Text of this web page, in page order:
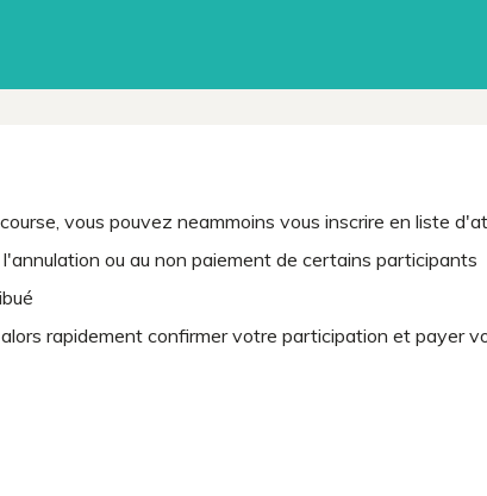
vous pouvez neammoins vous inscrire en liste
ou au non paiement de certains participants
rapidement confirmer votre participation et payer